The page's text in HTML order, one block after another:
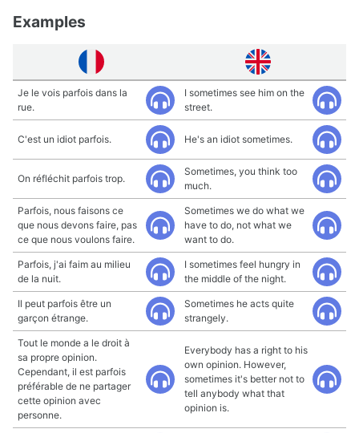
Examples
Je le vois parfois dans la
rue.
I sometimes see him on the
street.
C'est un idiot parfois. He's an idiot sometimes.
On réfléchit parfois trop.
Sometimes, you think too
much.
Parfois, nous faisons ce
que nous devons faire, pas
ce que nous voulons faire.
Sometimes we do what we
have to do, not what we
want to do.
Parfois, j'ai faim au milieu
de la nuit.
I sometimes feel hungry in
the middle of the night.
Il peut parfois être un
garçon étrange.
Sometimes he acts quite
strangely.
Tout le monde a le droit à
sa propre opinion.
Cependant, il est parfois
préférable de ne partager
cette opinion avec
personne.
Everybody has a right to his
own opinion. However,
sometimes it's better not to
tell anybody what that
opinion is.